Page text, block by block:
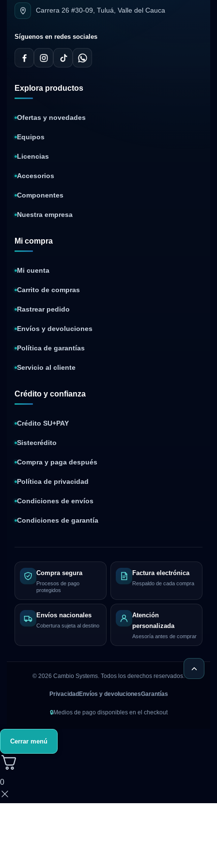
Carrera 26 #30-09, Tuluá, Valle del Cauca
Síguenos en redes sociales
Explora productos
Ofertas y novedades
Equipos
Licencias
Accesorios
Componentes
Nuestra empresa
Mi compra
Mi cuenta
Carrito de compras
Rastrear pedido
Envíos y devoluciones
Política de garantías
Servicio al cliente
Crédito y confianza
Crédito SU+PAY
Sistecrédito
Compra y paga después
Política de privacidad
Condiciones de envíos
Condiciones de garantía
Compra segura
Procesos de pago
protegidos
Factura electrónica
Respaldo de cada compra
Envíos nacionales
Cobertura sujeta al destino
Atención
personalizada
Asesoría antes de comprar
© 2026 Cambio Systems. Todos los derechos reservados.
Privacidad Envíos y devolucionesGarantías
🔒Medios de pago disponibles en el checkout
Cerrar menú
0